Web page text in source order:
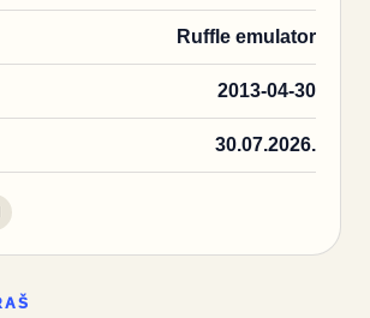
Ruffle emulator
2013-04-30
30.07.2026.